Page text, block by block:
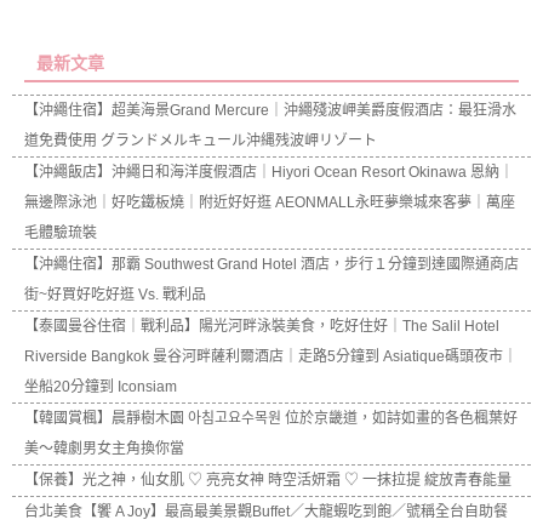
最新文章
【沖繩住宿】超美海景Grand Mercure｜沖繩殘波岬美爵度假酒店：最狂滑水
道免費使用 グランドメルキュール沖縄残波岬リゾート
【沖繩飯店】沖繩日和海洋度假酒店｜Hiyori Ocean Resort Okinawa 恩納｜
無邊際泳池｜好吃鐵板燒｜附近好好逛 AEONMALL永旺夢樂城來客夢｜萬座
毛體驗琉裝
【沖繩住宿】那霸 Southwest Grand Hotel 酒店，步行１分鐘到達國際通商店
街~好買好吃好逛 Vs. 戰利品
【泰國曼谷住宿｜戰利品】陽光河畔泳裝美食，吃好住好｜The Salil Hotel
Riverside Bangkok 曼谷河畔薩利爾酒店｜走路5分鐘到 Asiatique碼頭夜市｜
坐船20分鐘到 Iconsiam
【韓國賞楓】晨靜樹木園 아침고요수목원 位於京畿道，如詩如畫的各色楓葉好
美～韓劇男女主角換你當
【保養】光之神，仙女肌 ♡ 亮亮女神 時空活妍霜 ♡ 一抹拉提 綻放青春能量
台北美食【饗 A Joy】最高最美景觀Buffet／大龍蝦吃到飽／號稱全台自助餐